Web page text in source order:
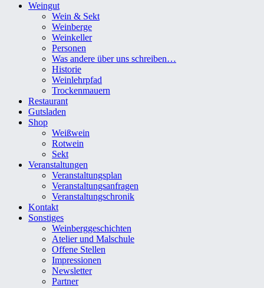
Weingut
Wein & Sekt
Weinberge
Weinkeller
Personen
Was andere über uns schreiben…
Historie
Weinlehrpfad
Trockenmauern
Restaurant
Gutsladen
Shop
Weißwein
Rotwein
Sekt
Veranstaltungen
Veranstaltungsplan
Veranstaltungsanfragen
Veranstaltungschronik
Kontakt
Sonstiges
Weinberggeschichten
Atelier und Malschule
Offene Stellen
Impressionen
Newsletter
Partner